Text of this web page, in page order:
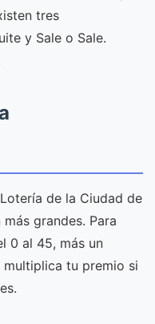
tres
y Sale o Sale.
de la Ciudad de
grandes. Para
0 al 45, más un
tu premio si